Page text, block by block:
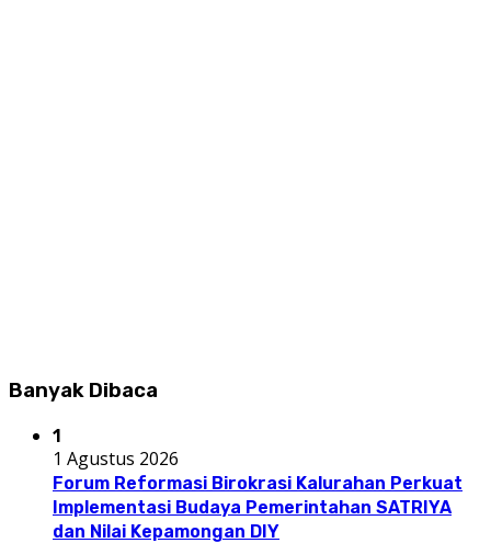
Banyak Dibaca
1
1 Agustus 2026
Forum Reformasi Birokrasi Kalurahan Perkuat
Implementasi Budaya Pemerintahan SATRIYA
dan Nilai Kepamongan DIY